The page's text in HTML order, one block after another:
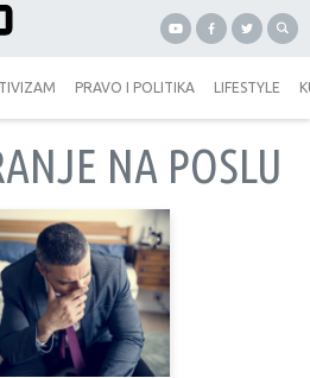
PRAVO I POLITIKA LIFESTYLE
NA POSLU